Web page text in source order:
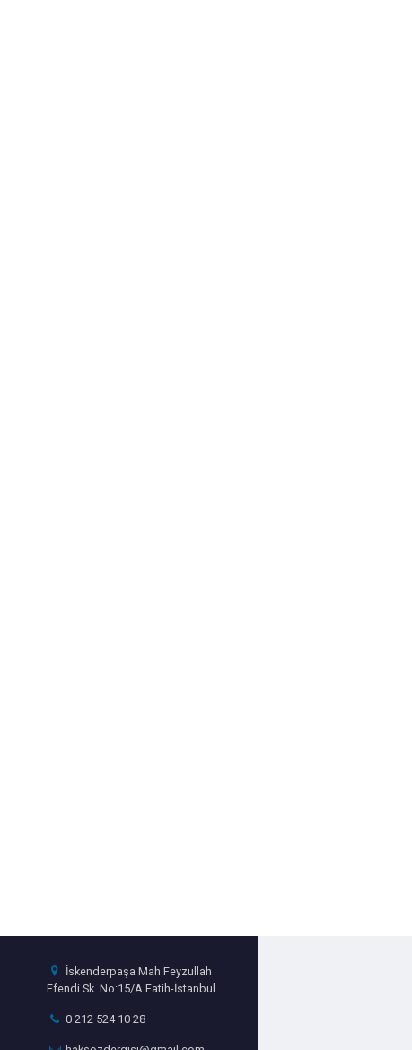
İskenderpaşa Mah Feyzullah
Efendi Sk. No:15/A Fatih-İstanbul
0 212 524 10 28